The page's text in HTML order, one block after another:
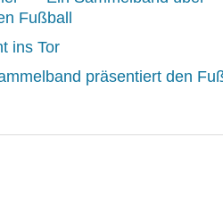
Fußball
ins Tor
präsentiert den